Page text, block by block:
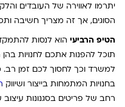
יתרמו לאווירה של העובדים
הסוגים, אך זה מצריך חשיבה
הטיפ הרביעי הוא לנסות
תוכל להפנות אתכם לחנויות בהן
למשרד וכך לחסוך לכם זמן רב.
בחנויות המתמחות בייצור ושיווק
רחב של פריטים בסגנונות